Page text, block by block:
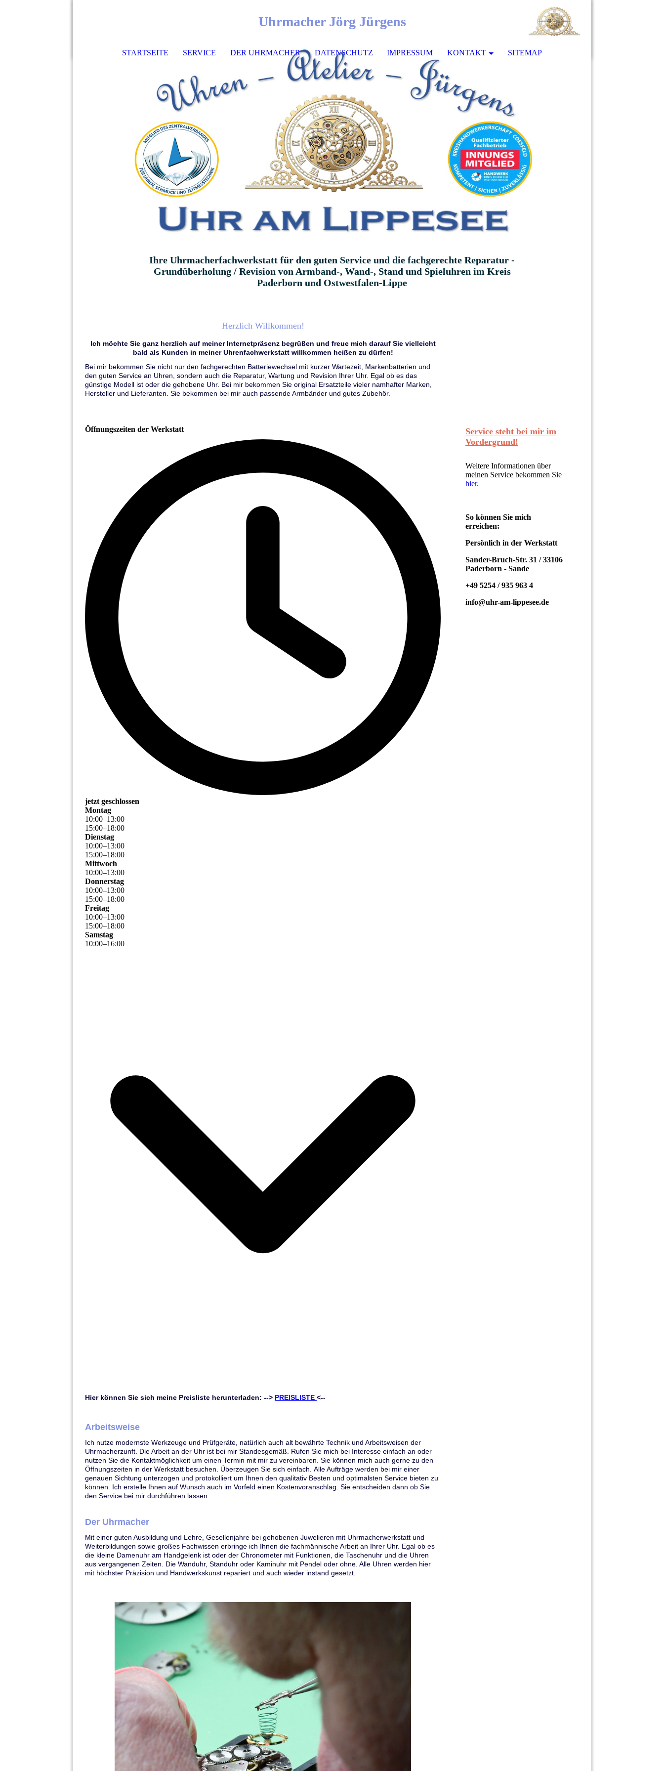
Uhrmacher Jörg Jürgens
STARTSEITE SERVICE DER UHRMACHER DATENSCHUTZ IMPRESSUM KONTAKT SITEMAP
Ihre Uhrmacherfachwerkstatt für den guten Service und die fachgerechte Reparatur -
Grundüberholung / Revision von Armband-, Wand-, Stand und Spieluhren im Kreis
Paderborn und Ostwestfalen-Lippe
Herzlich Willkommen!
Ich möchte Sie ganz herzlich auf meiner Internetpräsenz begrüßen und freue mich darauf Sie vielleicht
bald als Kunden in meiner Uhrenfachwerkstatt willkommen heißen zu dürfen!
Bei mir bekommen Sie nicht nur den fachgerechten Batteriewechsel mit kurzer Wartezeit, Markenbatterien und
den guten Service an Uhren, sondern auch die Reparatur, Wartung und Revision Ihrer Uhr. Egal ob es das
günstige Modell ist oder die gehobene Uhr. Bei mir bekommen Sie original Ersatzteile vieler namhafter Marken,
Hersteller und Lieferanten. Sie bekommen bei mir auch passende Armbänder und gutes Zubehör.
Öffnungszeiten der Werkstatt
jetzt geschlossen
Montag
10:00–13:00
15:00–18:00
Dienstag
10:00–13:00
15:00–18:00
Mittwoch
10:00–13:00
Donnerstag
10:00–13:00
15:00–18:00
Freitag
10:00–13:00
15:00–18:00
Samstag
10:00–16:00
Hier können Sie sich meine Preisliste herunterladen: --> PREISLISTE <--
Arbeitsweise
Ich nutze modernste Werkzeuge und Prüfgeräte, natürlich auch alt bewährte Technik und Arbeitsweisen der
Uhrmacherzunft. Die Arbeit an der Uhr ist bei mir Standesgemäß. Rufen Sie mich bei Interesse einfach an oder
nutzen Sie die Kontaktmöglichkeit um einen Termin mit mir zu vereinbaren. Sie können mich auch gerne zu den
Öffnungszeiten in der Werkstatt besuchen. Überzeugen Sie sich einfach. Alle Aufträge werden bei mir einer
genauen Sichtung unterzogen und protokolliert um Ihnen den qualitativ Besten und optimalsten Service bieten zu
können. Ich erstelle Ihnen auf Wunsch auch im Vorfeld einen Kostenvoranschlag. Sie entscheiden dann ob Sie
den Service bei mir durchführen lassen.
Der Uhrmacher
Mit einer guten Ausbildung und Lehre, Gesellenjahre bei gehobenen Juwelieren mit Uhrmacherwerkstatt und
Weiterbildungen sowie großes Fachwissen erbringe ich Ihnen die fachmännische Arbeit an Ihrer Uhr. Egal ob es
die kleine Damenuhr am Handgelenk ist oder der Chronometer mit Funktionen, die Taschenuhr und die Uhren
aus vergangenen Zeiten. Die Wanduhr, Standuhr oder Kaminuhr mit Pendel oder ohne. Alle Uhren werden hier
mit höchster Präzision und Handwerkskunst repariert und auch wieder instand gesetzt.
Service steht bei mir im
Vordergrund!
Weitere Informationen über
meinen Service bekommen Sie
hier.
So können Sie mich
erreichen:
Persönlich in der Werkstatt
Sander-Bruch-Str. 31 / 33106
Paderborn - Sande
+49 5254 / 935 963 4
info@uhr-am-lippesee.de